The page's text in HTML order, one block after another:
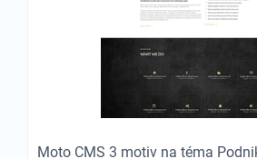
Moto CMS 3 motiv na téma